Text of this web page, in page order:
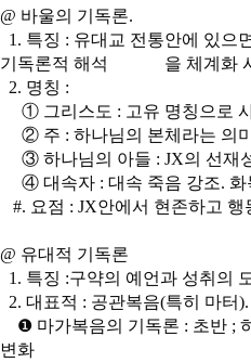
@ 바울의 기독론.
1. 특징 : 유대교 전통안에 있으
기독론적 해석 을 체계화
2. 명칭 :
① 그리스도 : 고유 명칭으로
② 주 : 하나님의 본체라는 의
③ 하나님의 아들 : JX의 선재
④ 대속자 : 대속 죽음 강조. 화
#. 요점 : JX안에서 현존하고
@ 유대적 기독론
1. 특징 :구약의 예언과 성취의
2. 대표적 : 공관복음(특히 마터
❶ 마가복음의 기독론 : 초반 ;
변화